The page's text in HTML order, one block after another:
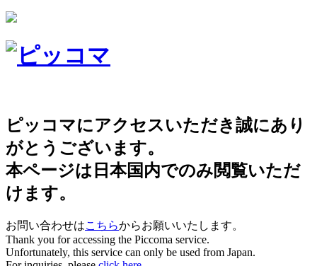
ピッコマにアクセスいただき誠にあり
がとうございます。
本ページは日本国内でのみ閲覧いただ
けます。
お問い合わせはこちらからお願いいたします。
Thank you for accessing the Piccoma service.
Unfortunately, this service can only be used from Japan.